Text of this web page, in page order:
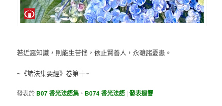
若近惡知識，則能生苦惱，依止賢善人，永離諸憂患。
~《諸法集要經》卷第十~
發表於 B07 香光法語集 、 B074 香光法語 |發表迴響